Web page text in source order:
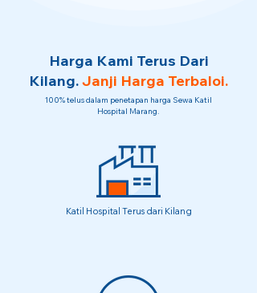
Harga Kami Terus Dari
Kilang.Janji Harga Terbaloi.
100% telus dalam penetapan harga Sewa Katil
Hospital Marang.
Katil Hospital Terus dari Kilang